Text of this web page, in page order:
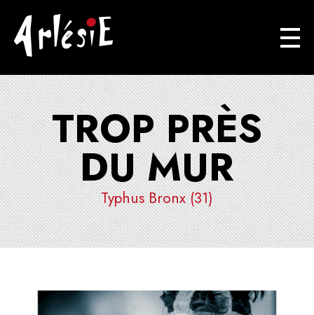
TROP PRÈS
DU MUR
Typhus Bronx (31)